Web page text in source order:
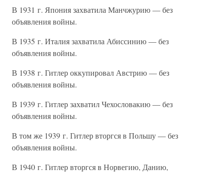
В 1931 г. Япония захватила Манчжурию — без
объявления войны.
В 1935 г. Италия захватила Абиссинию — без
объявления войны.
В 1938 г. Гитлер оккупировал Австрию — без
объявления войны.
В 1939 г. Гитлер захватил Чехословакию — без
объявления войны.
В том же 1939 г. Гитлер вторгся в Польшу — без
объявления войны.
В 1940 г. Гитлер вторгся в Норвегию, Данию,